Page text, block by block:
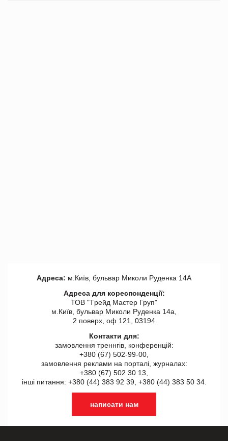
Адреса: м.Київ, бульвар Миколи Руденка 14А
Адреса для кореспонденції:
ТОВ "Tрейд Мастер Груп"
м.Київ, бульвар Миколи Руденка 14а,
2 поверх, оф 121, 03194
Контакти для:
замовлення треннгів, конференцій:
+380 (67) 502-99-00,
замовлення реклами на порталі, журналах:
+380 (67) 502 30 13,
інші питання: +380 (44) 383 92 39, +380 (44) 383 50 34.
написати нам